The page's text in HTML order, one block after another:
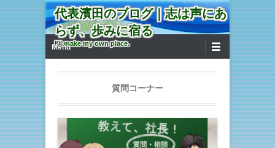
代表濱田のブログ｜志は声にあ
らず、歩みに宿る
I'll make my own place.
第1メニュー
コンテンツへ移動
Menu
質問コーナー